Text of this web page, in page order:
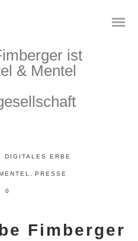
DIGITALES ERBE
PRESSE
0
Fimberger